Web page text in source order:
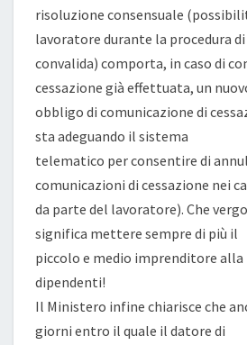
risoluzione consensuale
lavoratore durante la procedura di
convalida) comporta, in caso di
cessazione già effettuata, un
obbligo di comunicazione di
sta adeguando il sistema
telematico per consentire di
comunicazioni di cessazione nei
da parte del lavoratore). Che
significa mettere sempre di più il
piccolo e medio imprenditore alla
dipendenti!
Il Ministero infine chiarisce che
giorni entro il quale il datore di